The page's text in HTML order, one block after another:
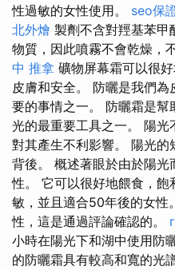
性過敏的女性使用。 seo保
北外燴 製劑不含對羥基苯甲
物質，因此噴霧不會乾燥，
中 推拿 礦物屏幕霜可以很
皮膚和安全。 防曬是我們
要的事情之一。 防曬霜是
光的最重要工具之一。 陽
對其產生不利影響。 陽光
背後。 概述著眼於由於陽
性。 它可以很好地餵食，飽
敏，並且適合50年後的女性
性，這是通過評論確認的。
小時在陽光下和湖中使用防
的防曬霜具有較高和寬的光